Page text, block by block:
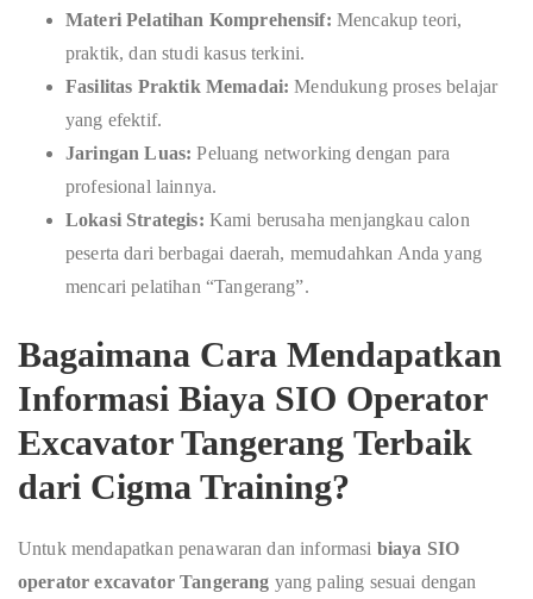
Materi Pelatihan Komprehensif: Mencakup teori,
praktik, dan studi kasus terkini.
Fasilitas Praktik Memadai: Mendukung proses belajar
yang efektif.
Jaringan Luas: Peluang networking dengan para
profesional lainnya.
Lokasi Strategis: Kami berusaha menjangkau calon
peserta dari berbagai daerah, memudahkan Anda yang
mencari pelatihan “Tangerang”.
Bagaimana Cara Mendapatkan
Informasi Biaya SIO Operator
Excavator Tangerang Terbaik
dari Cigma Training?
Untuk mendapatkan penawaran dan informasi biaya SIO
operator excavator Tangerang yang paling sesuai dengan